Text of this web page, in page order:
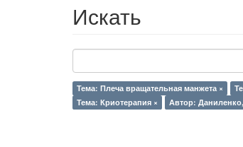
Искать
Тема: Плеча вращательная манжета ×
Тема: Криотерапия ×
Автор: